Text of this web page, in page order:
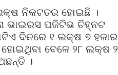
ନିକଟତର ହୋଇଛି ।
ଭାଇରସ ପଜିଟିଭ ଚିହ୍ନଟ
ଦିନରେ ୧ ଲକ୍ଷ ୭ ହଜାର
ବେଳେ ୨୮ ଲକ୍ଷ ୨
।